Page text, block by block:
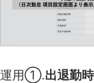
運用①.出退勤